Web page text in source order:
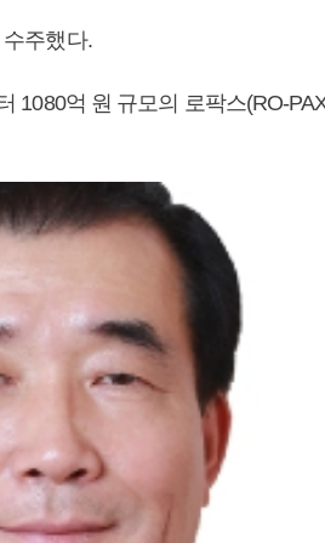
주했다.
1080억 원 규모의 로팍스(RO-